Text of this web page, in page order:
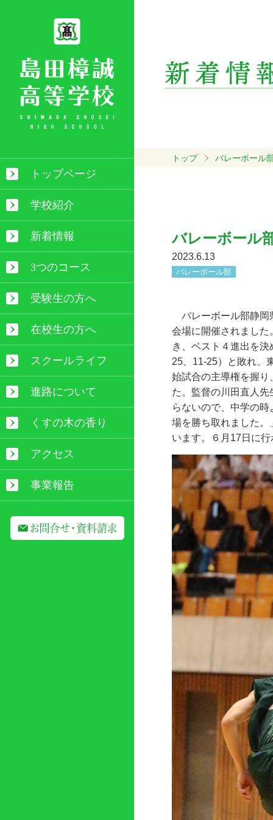
トップページ
学校紹介
新着情報
3つのコース
受験生の方へ
在校生の方へ
スクールライフ
進路について
くすの木の香り
アクセス
事業報告
トップ バレーボール
バレーボール
2023.6.13
バレーボール部
バレーボール部静岡
会場に開催されまし
き、ベスト４進出を
25
11-25）と敗れ、
始試合の主導権を握り
た。監督の川田直人
らないので、中学の
場を勝ち取れました
います。６月 17 日に